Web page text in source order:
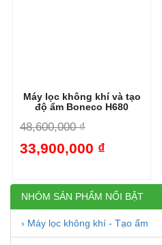
Máy lọc không khí và tạo
độ ẩm Boneco H680
48,600,000 ₫
33,900,000 ₫
NHÓM SẢN PHẨM NỔI BẬT
› Máy lọc không khí - Tạo ẩm